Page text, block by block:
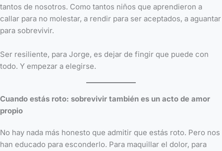
tantos de nosotros. Como tantos niños que aprendieron a
callar para no molestar, a rendir para ser aceptados, a aguantar
para sobrevivir.
Ser resiliente, para Jorge, es dejar de fingir que puede con
todo. Y empezar a elegirse.
Cuando estás roto: sobrevivir también es un acto de amor
propio
No hay nada más honesto que admitir que estás roto. Pero nos
han educado para esconderlo. Para maquillar el dolor, para